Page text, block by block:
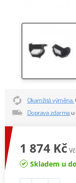
Okamžitá výměna.
Doprava zdarma u
1 874 Kč
Skladem u